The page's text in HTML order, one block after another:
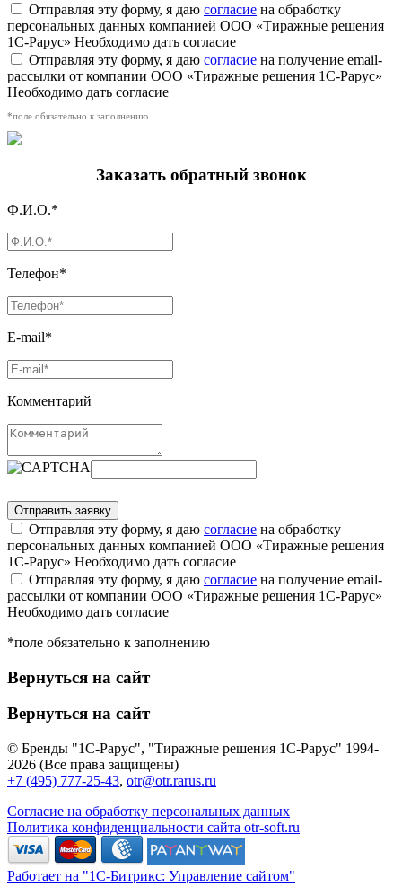
Отправляя эту форму, я даю согласие на обработку
персональных данных компанией ООО «Тиражные решения
1С-Рарус» Необходимо дать согласие
Отправляя эту форму, я даю согласие на получение email-
рассылки от компании ООО «Тиражные решения 1С-Рарус»
Необходимо дать согласие
*поле обязательно к заполнению
Заказать обратный звонок
Ф.И.О.*
Телефон*
E-mail*
Комментарий
Отправляя эту форму, я даю согласие на обработку
персональных данных компанией ООО «Тиражные решения
1С-Рарус» Необходимо дать согласие
Отправляя эту форму, я даю согласие на получение email-
рассылки от компании ООО «Тиражные решения 1С-Рарус»
Необходимо дать согласие
*поле обязательно к заполнению
Вернуться на сайт
Вернуться на сайт
© Бренды "1С-Рарус", "Тиражные решения 1С-Рарус" 1994-
2026 (Все права защищены)
+7 (495) 777-25-43, otr@otr.rarus.ru
Согласие на обработку персональных данных
Политика конфиденциальности сайта otr-soft.ru
Работает на "1С-Битрикс: Управление сайтом"